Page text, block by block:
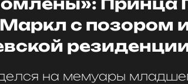
с позором
на мемуары